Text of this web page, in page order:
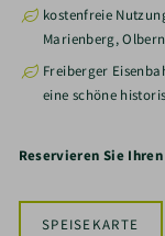
kostenfreie
Marienberg,
Freiberger
eine schöne
Reservieren Sie
SPEISEKARTE